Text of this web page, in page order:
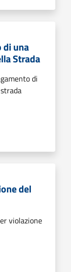
di una
Strada
di
del
violazione